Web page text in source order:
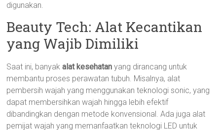
digunakan.
Beauty Tech: Alat Kecantikan
yang Wajib Dimiliki
Saat ini, banyakalat kesehatan yang dirancang untuk
membantu proses perawatan tubuh. Misalnya, alat
pembersih wajah yang menggunakan teknologi sonic, yang
dapat membersihkan wajah hingga lebih efektif
dibandingkan dengan metode konvensional. Ada juga alat
pemijat wajah yang memanfaatkan teknologi LED untuk